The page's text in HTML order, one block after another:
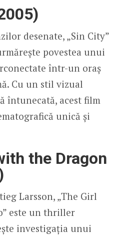
desenate, „Sin City”
povestea unui
într-un oraș
Cu un stil vizual
întunecată, acest film
unică și
the Dragon
Larsson, „The Girl
este un thriller
investigația unui